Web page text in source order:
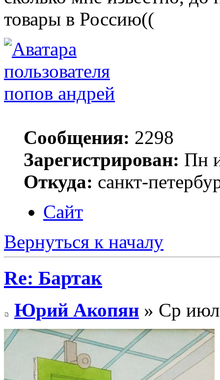
товары в Россию((
попов андрей
Сообщения: 2298
Зарегистрирован: Пн
Откуда: санкт-
Сайт
Вернуться к началу
Re: Бартак
Юрий Акопян » Ср